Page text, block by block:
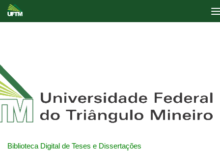
Biblioteca Digital de Teses e Dissertações